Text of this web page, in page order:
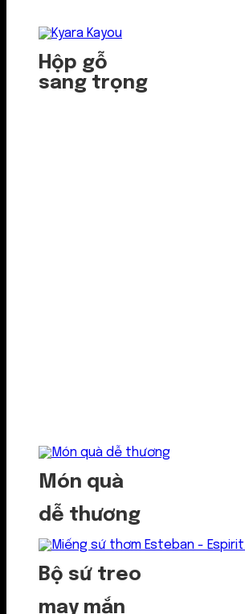
Hộp gỗ
sang trọng
Món quà
dễ thương
Bộ sứ treo
may mắn